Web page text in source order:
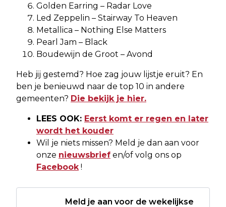
Golden Earring – Radar Love
Led Zeppelin – Stairway To Heaven
Metallica – Nothing Else Matters
Pearl Jam – Black
Boudewijn de Groot – Avond
Heb jij gestemd? Hoe zag jouw lijstje eruit? En
ben je benieuwd naar de top 10 in andere
gemeenten? Die bekijk je hier.
LEES OOK: Eerst komt er regen en later
wordt het kouder
Wil je niets missen? Meld je dan aan voor
onze nieuwsbrief en/of volg ons op
Facebook !
Meld je aan voor de wekelijkse